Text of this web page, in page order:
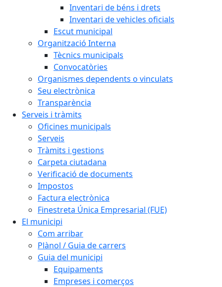
Inventari de béns i drets
Inventari de vehicles oficials
Escut municipal
Organització Interna
Tècnics municipals
Convocatòries
Organismes dependents o vinculats
Seu electrònica
Transparència
Serveis i tràmits
Oficines municipals
Serveis
Tràmits i gestions
Carpeta ciutadana
Verificació de documents
Impostos
Factura electrònica
Finestreta Única Empresarial (FUE)
El municipi
Com arribar
Plànol / Guia de carrers
Guia del municipi
Equipaments
Empreses i comerços